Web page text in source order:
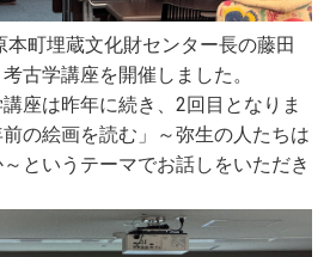
町埋蔵文化財センター長の藤田
古学講座を開催しました。
座は昨年に続き、2回目となりま
の絵画を読む」～弥生の人たちは
というテーマでお話しをいただき